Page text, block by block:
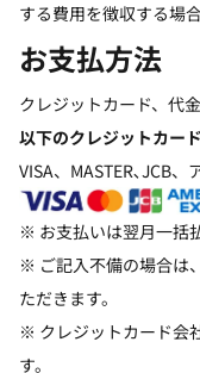
する費用を徴収する場
お支払方法
クレジットカード、代
以下のクレジットカー
VISA、MASTER､JCB
※ お支払いは翌月一括
※ ご記入不備の場合は
ただきます。
※ クレジットカード会
す。